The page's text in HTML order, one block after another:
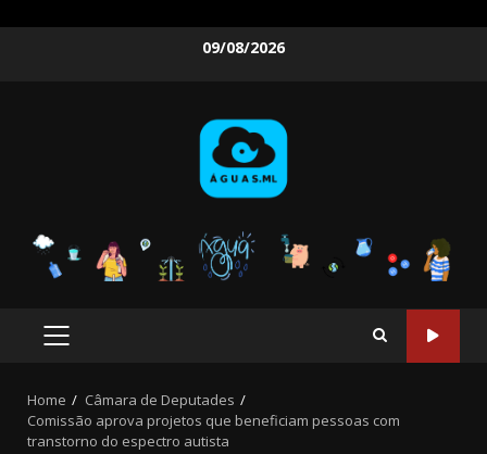
09/08/2026
PRIMARY
Home
Câmara de Deputades
Comissão aprova projetos que beneficiam pessoas com
transtorno do espectro autista